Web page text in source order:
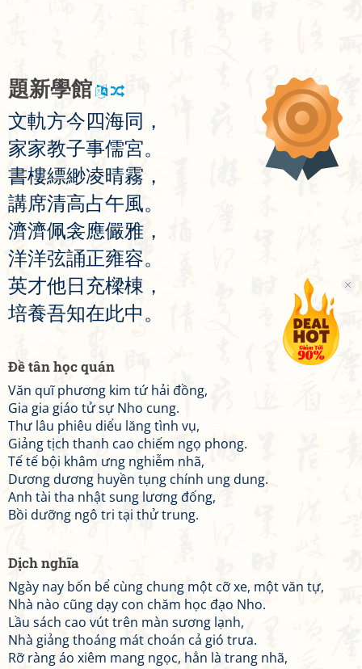
題新學館
文軌方今四海同 ，
家家教子事儒宮。
書樓縹緲凌晴霧 ，
講席清高占午風。
濟濟佩衾應儼雅 ，
洋洋弦誦正雍容。
英才他日 充樑棟 ，
培養吾知在此中。
Đề tân học quán
Văn quĩ phương kim tứ hải đồng,
Gia gia giáo tử sự Nho cung.
Thư lâu phiêu diểu lăng tình vụ,
Giảng tịch thanh cao chiếm ngọ phong.
Tế tế bội khâm ưng nghiễm nhã,
Dương dương huyền tụng chính ung dung.
Anh tài tha nhật sung lương đống,
Bồi dưỡng ngô tri tại thử trung.
Dịch nghĩa
Ngày nay bốn bể cùng chung một cỡ xe, một văn tự,
Nhà nào cũng dạy con chăm học đạo Nho.
Lầu sách cao vút trên màn sương lạnh,
Nhà giảng thoáng mát choán cả gió trưa.
Rỡ ràng áo xiêm mang ngọc, hẳn là trang nhã,